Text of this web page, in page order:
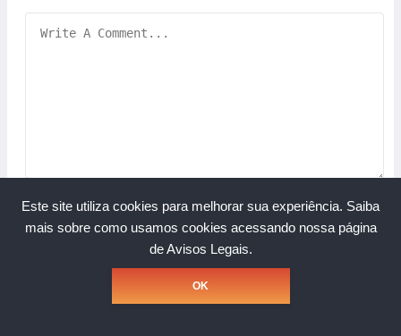
Este site utiliza cookies para melhorar sua experiência. Saiba
mais sobre como usamos cookies acessando nossa página
de Avisos Legais.
OK